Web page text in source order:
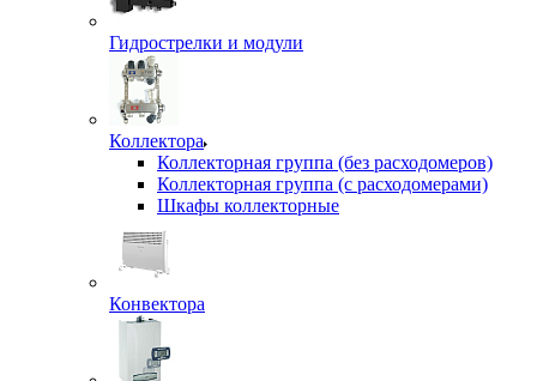
Гидрострелки и модули
Коллектора
Коллекторная группа (без расходомеров)
Коллекторная группа (с расходомерами)
Шкафы коллекторные
Конвектора